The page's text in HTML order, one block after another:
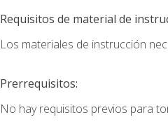
Requisitos de material de
Los materiales de instrucción
Prerrequisitos:
No hay requisitos previos para